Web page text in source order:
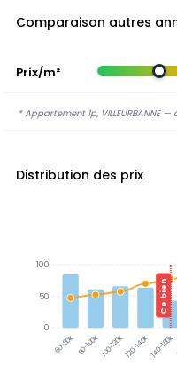
Comparaison autres
Prix/m²
* Appartement 1p, VILLEURBANNE
Distribution des prix
60-80k 80-100k100-120k120-140k 140-160k
Ce bien
100
50
0